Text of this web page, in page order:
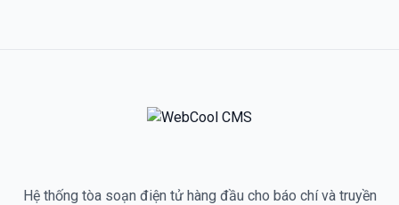
Hệ thống tòa soạn điện tử hàng đầu cho báo chí và truyền